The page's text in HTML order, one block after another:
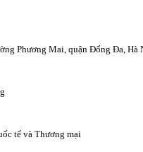
Phương Mai, quận Đống Đa, Hà
tế và Thương mại